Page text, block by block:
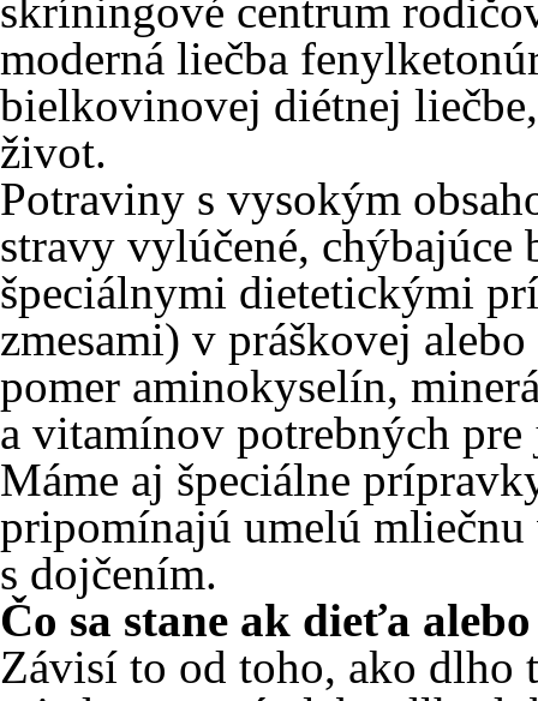
skríningové centrum
moderná liečba
bielkovinovej diétnej
život.
Potraviny s vysokým
stravy vylúčené, chýbajúce
špeciálnymi dietetickými
zmesami) v práškovej
pomer aminokyselín,
a vitamínov potrebných
Máme aj špeciálne
pripomínajú umelú
s dojčením.
Čo sa stane ak dieťa
Závisí to od toho, ako dlho